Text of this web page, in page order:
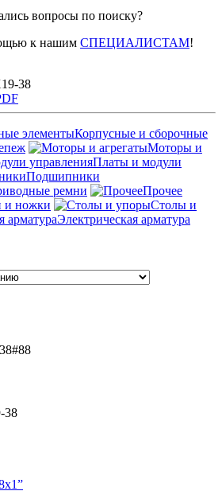
вопросы по поиску?
к нашим СПЕЦИАЛИСТАМ!
38
Корпусные и сборочные
Моторы и
Платы и модули
Подшипники
ремни
Прочее
и ножки
Столы и
Электрическая арматура
38